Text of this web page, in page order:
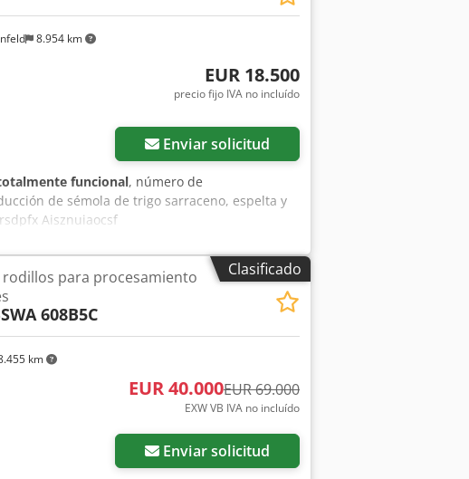
8.954 km
EUR 18.500
precio fijo IVA no incluído
Enviar solicitud
funcional, número de
de sémola de trigo sarraceno, espelta y
Aisznuiaocsf
Clasificado
km
para procesamiento
608B5C
EUR 40.000EUR 69.000
EXW VB IVA no incluído
Enviar solicitud